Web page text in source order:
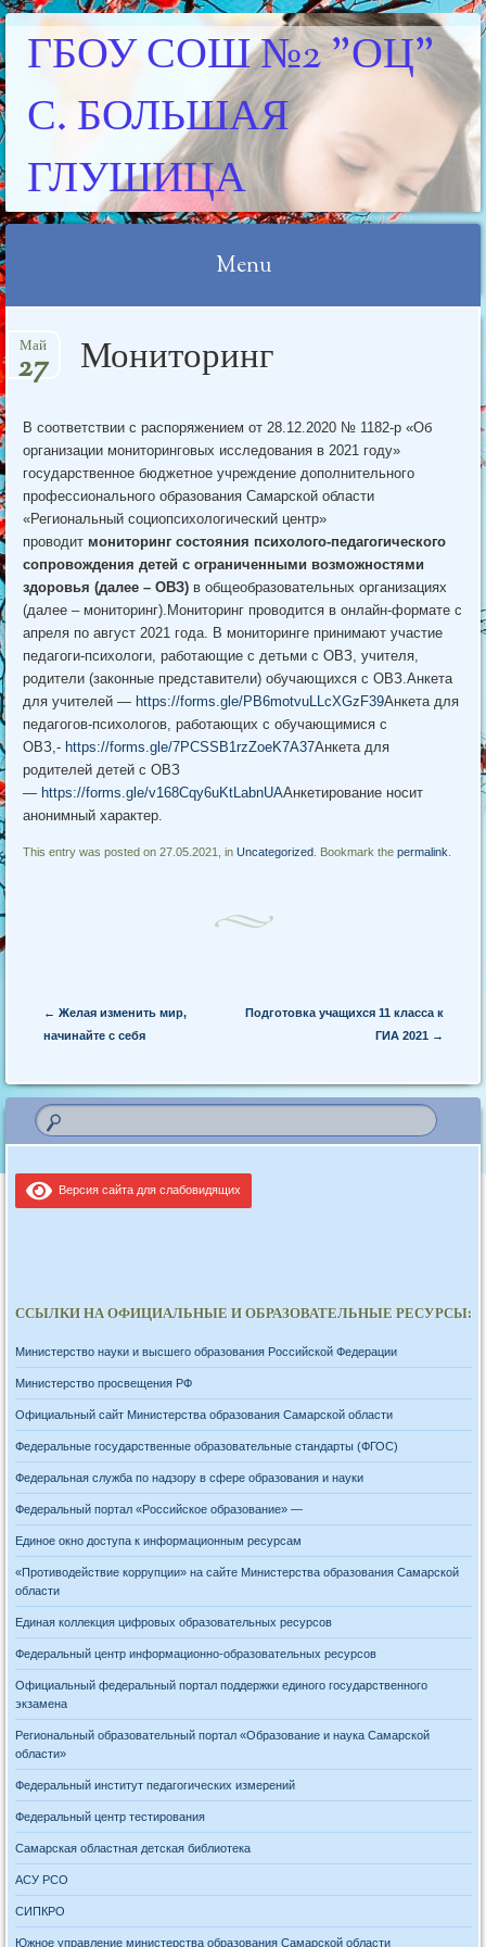
ГБОУ СОШ №2 "ОЦ"
С. БОЛЬШАЯ
ГЛУШИЦА
Menu
to
content
Мониторинг
Май
27
В соответствии с распоряжением от 28.12.2020 № 1182-р «Об
организации мониторинговых исследования в 2021 году»
государственное бюджетное учреждение дополнительного
профессионального образования Самарской области
«Региональный социопсихологический центр»
проводит мониторинг состояния психолого-педагогического
сопровождения детей с ограниченными возможностями
здоровья (далее – ОВЗ) в общеобразовательных организациях
(далее – мониторинг).Мониторинг проводится в онлайн-формате с
апреля по август 2021 года. В мониторинге принимают участие
педагоги-психологи, работающие с детьми с ОВЗ, учителя,
родители (законные представители) обучающихся с ОВЗ.Анкета
для учителей — https://forms.gle/PB6motvuLLcXGzF39Анкета для
педагогов-психологов, работающих с обучающимися с
ОВЗ,- https://forms.gle/7PCSSB1rzZoeK7A37Анкета для
родителей детей с ОВЗ
— https://forms.gle/v168Cqy6uKtLabnUAАнкетирование носит
анонимный характер.
This entry was posted on 27.05.2021, inUncategorized . Bookmark thepermalink
Post navigation
← Желая изменить мир,
начинайте с себя
Подготовка учащихся 11 класса к
ГИА 2021 →
Версия сайта для слабовидящих
ССЫЛКИ НА ОФИЦИАЛЬНЫЕ И ОБРАЗОВАТЕЛЬНЫЕ РЕСУРСЫ:
Министерство науки и высшего образования Российской Федерации
Министерство просвещения РФ
Официальный сайт Министерства образования Самарской области
Федеральные государственные образовательные стандарты (ФГОС)
Федеральная служба по надзору в сфере образования и науки
Федеральный портал «Российское образование» —
Единое окно доступа к информационным ресурсам
«Противодействие коррупции» на сайте Министерства образования Самарской
области
Единая коллекция цифровых образовательных ресурсов
Федеральный центр информационно-образовательных ресурсов
Официальный федеральный портал поддержки единого государственного
экзамена
Региональный образовательный портал «Образование и наука Самарской
области»
Федеральный институт педагогических измерений
Федеральный центр тестирования
Самарская областная детская библиотека
АСУ РСО
СИПКРО
Южное управление министерства образования Самарской области